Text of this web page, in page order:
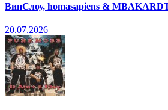
ВинСлоу, homasapiens &
20.07.2026